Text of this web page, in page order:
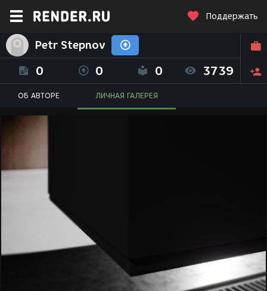
Поддержать
Petr Stepnov
0 0 0 3739
ОБ АВТОРЕ ЛИЧНАЯ ГАЛЕРЕЯ